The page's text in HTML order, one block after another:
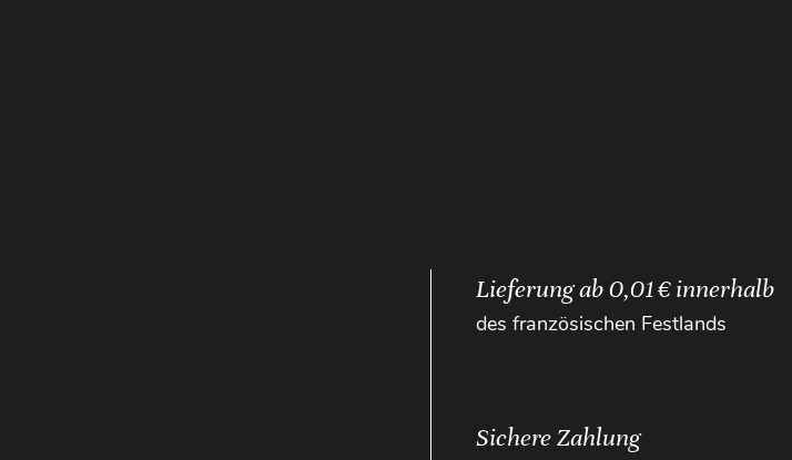
Lieferung ab 0,01 € innerhalb
des französischen Festlands
Sichere Zahlung